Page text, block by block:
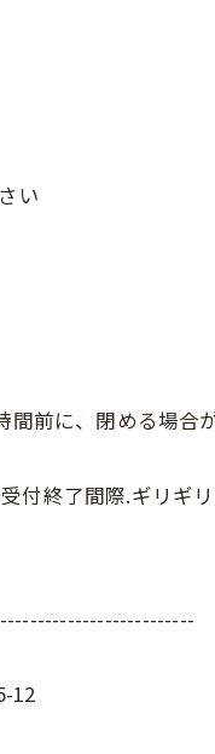
い
間前に、閉める場合
付終了間際.ギリギ
12